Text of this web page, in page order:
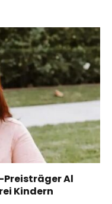
Preisträger Al
Kindern